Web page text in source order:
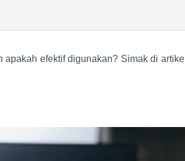
efektif digunakan? Simak di artikel